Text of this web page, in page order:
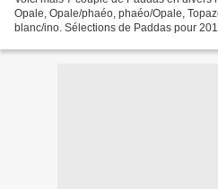
Opale, Opale/phaéo, phaéo/Opale,
blanc/ino. Sélections de Paddas pour